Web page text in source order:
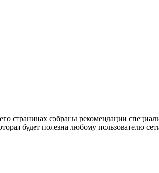
собраны рекомендации
будет полезна любому пользователю